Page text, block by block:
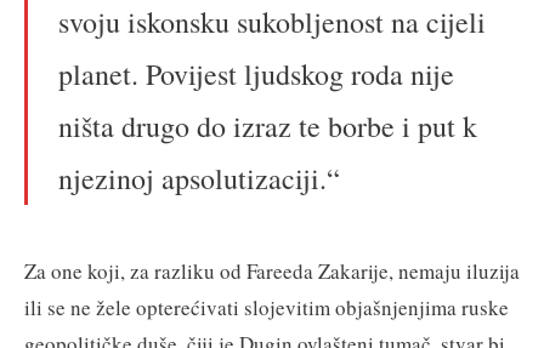
svoju iskonsku sukobljenost na cijeli
planet. Povijest ljudskog roda nije
ništa drugo do izraz te borbe i put k
njezinoj apsolutizaciji.“
Za one koji, za razliku od Fareeda Zakarije, nemaju iluzija
ili se ne žele opterećivati slojevitim objašnjenjima ruske